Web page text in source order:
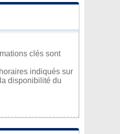
clés sont
indiqués sur
disponibilité du